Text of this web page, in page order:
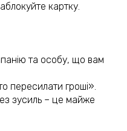
картку.
та особу, що вам
пересилати гроші».
зусиль – це майже